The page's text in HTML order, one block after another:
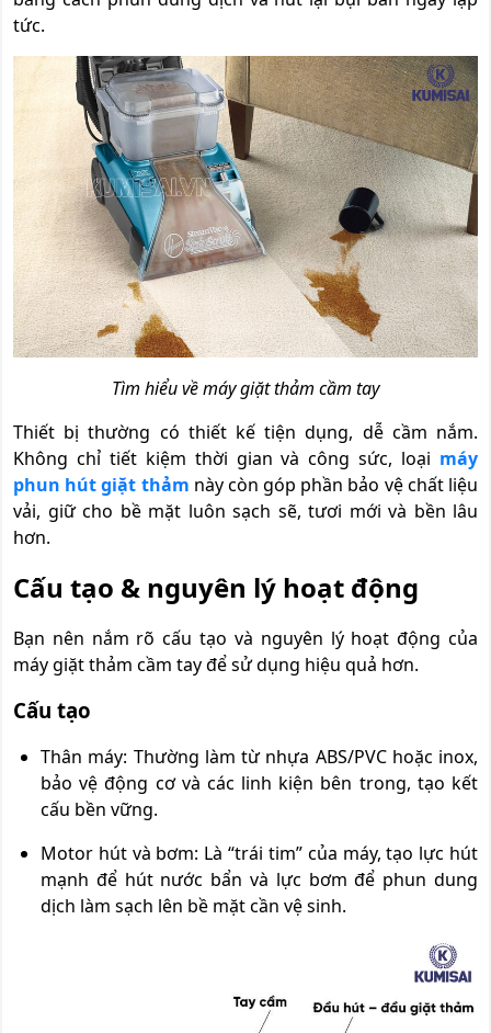
tức.
Tìm hiểu về máy giặt thảm cầm tay
Thiết bị thường có thiết kế tiện dụng, dễ cầm nắm.
Không chỉ tiết kiệm thời gian và công sức, loại máy
phun hút giặt thảm này còn góp phần bảo vệ chất liệu
vải, giữ cho bề mặt luôn sạch sẽ, tươi mới và bền lâu
hơn.
Cấu tạo & nguyên lý hoạt động
Bạn nên nắm rõ cấu tạo và nguyên lý hoạt động của
máy giặt thảm cầm tay để sử dụng hiệu quả hơn.
Cấu tạo
Thân máy: Thường làm từ nhựa ABS/PVC hoặc inox,
bảo vệ động cơ và các linh kiện bên trong, tạo kết
cấu bền vững.
Motor hút và bơm: Là “trái tim” của máy, tạo lực hút
mạnh để hút nước bẩn và lực bơm để phun dung
dịch làm sạch lên bề mặt cần vệ sinh.